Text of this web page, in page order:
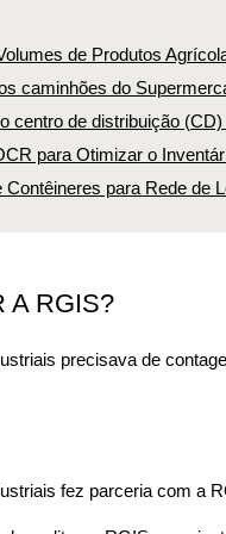
de Produtos
caminhões do
centro de distribuição
para Otimizar o
para Rede de
A RGIS?
precisava de
fez parceria com a